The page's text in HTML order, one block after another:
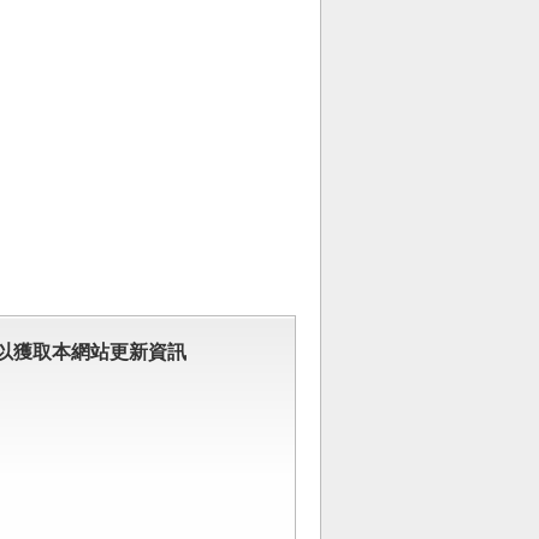
獲取本網站更新資訊